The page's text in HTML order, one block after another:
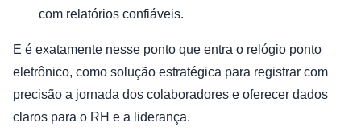
com relatórios confiáveis.
E é exatamente nesse ponto que entra o relógio ponto
eletrônico, como solução estratégica para registrar com
precisão a jornada dos colaboradores e oferecer dados
claros para o RH e a liderança.